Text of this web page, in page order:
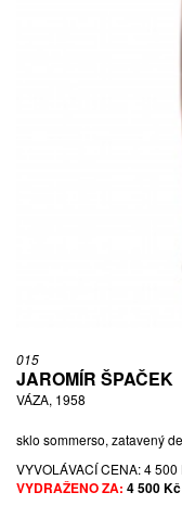
015
JAROMÍR ŠPAČEK
VÁZA, 1958
sklo sommerso, zatavený
VYVOLÁVACÍ CENA:4 500
VYDRAŽENO ZA: 4 500 Kč